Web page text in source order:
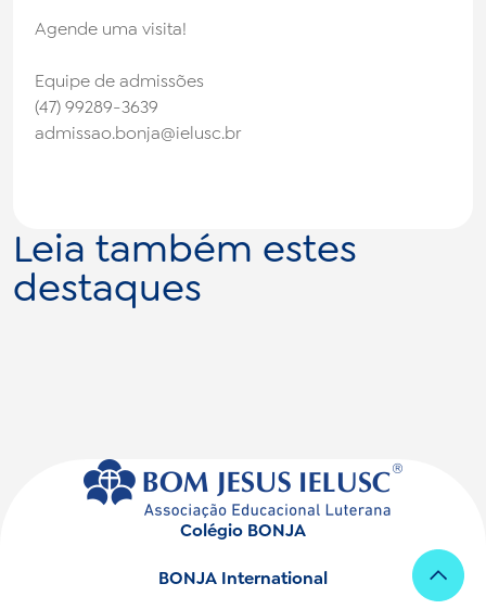
Agende uma visita!
Equipe de admissões
(47) 99289-3639
admissao.bonja@ielusc.br
Leia também estes
destaques
Colégio BONJA
BONJA International